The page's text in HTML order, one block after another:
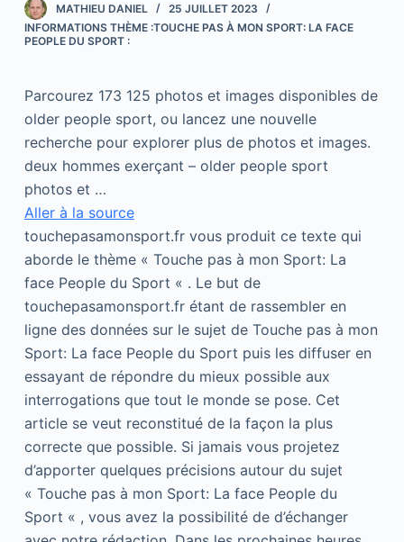
e
MATHIEU DANIEL
25 JUILLET 2023
INFORMATIONS THÈME :TOUCHE PAS À MON SPORT: LA FACE
PEOPLE DU SPORT :
Parcourez 173 125 photos et images disponibles de
older people sport, ou lancez une nouvelle
recherche pour explorer plus de photos et images.
deux hommes exerçant – older people sport
photos et …
Aller à la source
touchepasamonsport.fr vous produit ce texte qui
aborde le thème « Touche pas à mon Sport: La
face People du Sport « . Le but de
touchepasamonsport.fr étant de rassembler en
ligne des données sur le sujet de Touche pas à mon
Sport: La face People du Sport puis les diffuser en
essayant de répondre du mieux possible aux
interrogations que tout le monde se pose. Cet
article se veut reconstitué de la façon la plus
correcte que possible. Si jamais vous projetez
d’apporter quelques précisions autour du sujet
« Touche pas à mon Sport: La face People du
Sport « , vous avez la possibilité de d’échanger